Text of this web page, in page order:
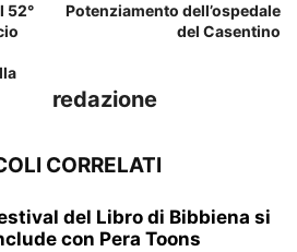
52°
Potenziamento dell’ospedale
del Casentino
redazione
CORRELATI
del Libro di Bibbiena si
con Pera Toons